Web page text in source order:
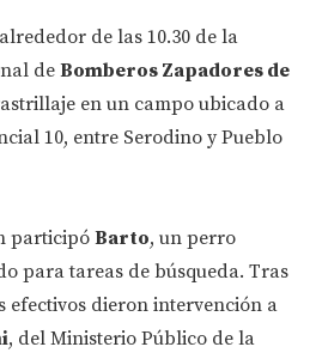
de las 10.30 de la
de Bomberos Zapadores de
en un campo ubicado a
10, entre Serodino y Pueblo
participó Barto, un perro
para tareas de búsqueda. Tras
efectivos dieron intervención a
, del Ministerio Público de la